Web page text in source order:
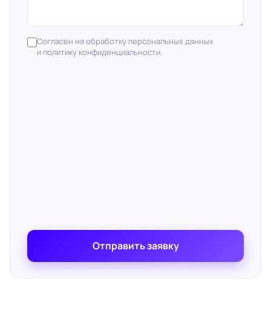
Согласен на обработку персональных данных
и политику конфиденциальности.
Отправить заявку